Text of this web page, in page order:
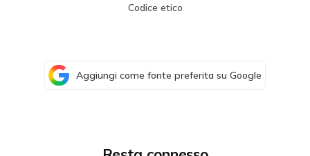
Codice etico
Aggiungi come fonte preferita su Google